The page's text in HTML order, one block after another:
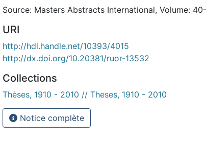
Source: Masters Abstracts International, Volume:
URI
http://hdl.handle.net/10393/4015
http://dx.doi.org/10.20381/ruor-13532
Collections
Thèses, 1910 - 2010 // Theses, 1910 - 2010
Notice complète